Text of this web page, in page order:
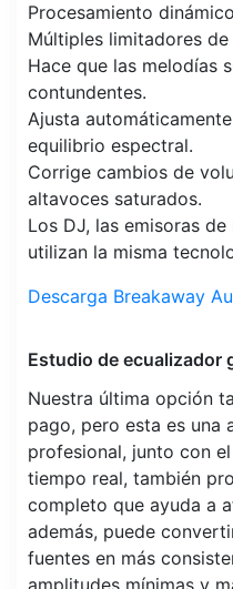
Procesamiento
Múltiples limitadores
Hace que las melodías
contundentes.
Ajusta
equilibrio espectral.
Corrige cambios de
altavoces saturados.
Los DJ, las emisoras
utilizan la misma
Descarga Breakaway
Estudio de ecualizador
Nuestra última opción
pago, pero esta es una
profesional, junto con
tiempo real, también
completo que ayuda a
además, puede
fuentes en más